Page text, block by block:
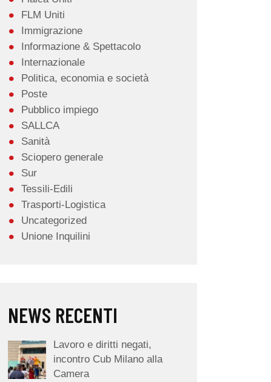
FLM Uniti
Immigrazione
Informazione & Spettacolo
Internazionale
Politica, economia e società
Poste
Pubblico impiego
SALLCA
Sanità
Sciopero generale
Sur
Tessili-Edili
Trasporti-Logistica
Uncategorized
Unione Inquilini
NEWS RECENTI
Lavoro e diritti negati,
incontro Cub Milano alla
Camera